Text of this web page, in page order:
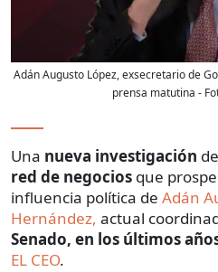
Adán Augusto López, exsecretario de
prensa matutina -
Una nueva investigación
red de negocios que
influencia política de Adán
Hernández, actual
Senado, en los últimos
EL CEO.